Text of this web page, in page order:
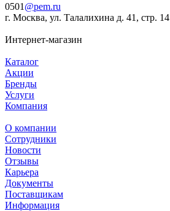
0501 @pem.ru
г. Москва, ул. Талалихина д. 41, стр. 14
Интернет-магазин
Каталог
Акции
Бренды
Услуги
Компания
О компании
Сотрудники
Новости
Отзывы
Карьера
Документы
Поставщикам
Информация